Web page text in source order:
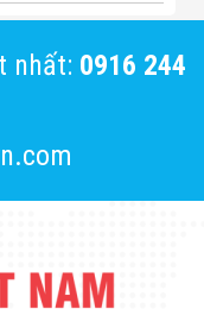
nhất: 0916 244